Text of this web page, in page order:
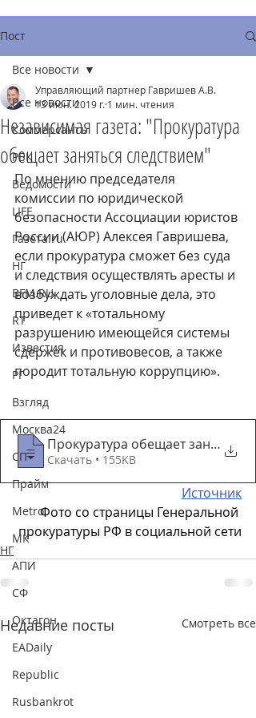
Пост
Все новости
Коммерсантъ
РБК
Ведомости
LIFE
Газета.ru
НГ
BFM.RU
RT
Известия
РГ
Взгляд
Москва24
СП
Прайм
Metro
МК
АПИ
СФ
Октагон
EADaily
Republic
Rusbankrot
Все новости
Независимая газета: "Прокуратура
обещает заняться следствием"
Управляющий партнер Гавришев А.В.
13 июн. 2019 г. 1 мин. чтения
По мнению председателя
комиссии по юридической
безопасности Ассоциации юристов
России (АЮР) Алексея Гавришева,
если прокуратура сможет без суда
и следствия осуществлять аресты и
возбуждать уголовные дела, это
приведет к «тотальному
разрушению имеющейся системы
сдержек и противовесов, а также
породит тотальную коррупцию».
Прокуратура обещает заняться
Скачать • 155KB
Источник
Фото со страницы Генеральной
прокуратуры РФ в социальной сети
НГ
Недавние посты Смотреть все